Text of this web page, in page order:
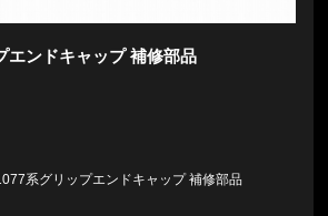
エンドキャップ 補修部品
系グリップエンドキャップ 補修部品